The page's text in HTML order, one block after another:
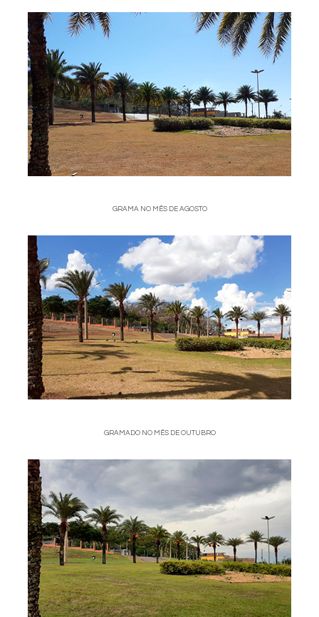
GRAMA NO MÊS DE AGOSTO
GRAMADO NO MÊS DE OUTUBRO